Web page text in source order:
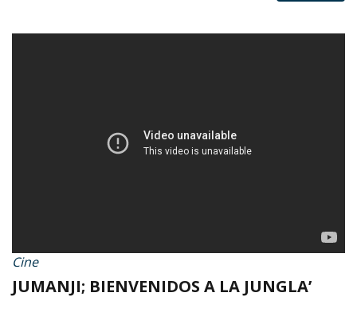
Cine
JUMANJI; BIENVENIDOS A LA JUNGLA’